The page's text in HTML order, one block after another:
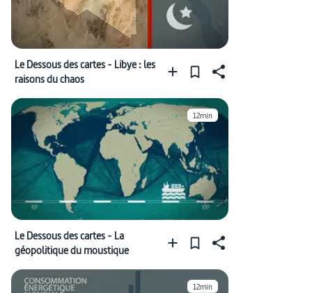
Le Dessous des cartes - Libye : les
raisons du chaos
12min
Le Dessous des cartes - La
géopolitique du moustique
12min